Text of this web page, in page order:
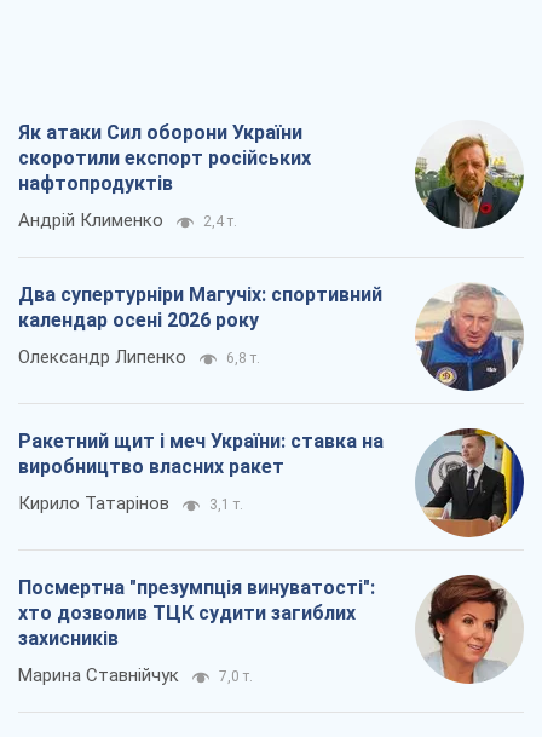
Як атаки Сил оборони України
скоротили експорт російських
нафтопродуктів
Андрій Клименко 2,4 т.
Два супертурніри Магучіх: спортивний
календар осені 2026 року
Олександр Липенко 6,8 т.
Ракетний щит і меч України: ставка на
виробництво власних ракет
Кирило Татарінов 3,1 т.
Посмертна "презумпція винуватості":
хто дозволив ТЦК судити загиблих
захисників
Марина Ставнійчук 7,0 т.